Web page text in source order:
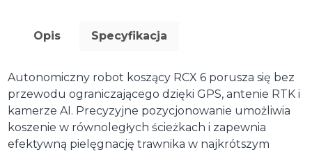
Opis Specyfikacja
Autonomiczny robot koszący RCX 6 porusza się bez
przewodu ograniczającego dzięki GPS, antenie RTK i
kamerze AI. Precyzyjne pozycjonowanie umożliwia
koszenie w równoległych ścieżkach i zapewnia
efektywną pielęgnację trawnika w najkrótszym